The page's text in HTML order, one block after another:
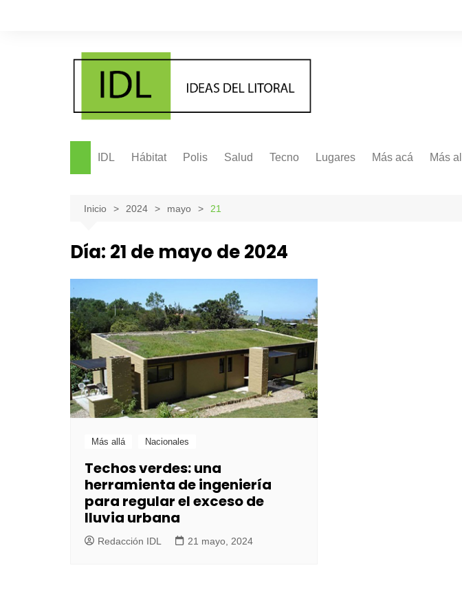
IDL Hábitat Polis Salud Tecno Lugares Más acá Más
Inicio 2024 mayo 21
Día: 21 de mayo de 2024
Más allá Nacionales
Techos verdes: una
herramienta de ingeniería
para regular el exceso de
lluvia urbana
Redacción IDL 21 mayo, 2024